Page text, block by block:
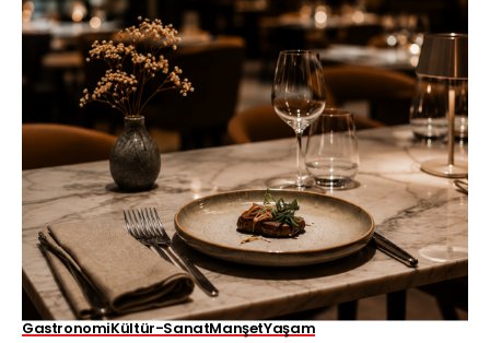
GastronomiKültür-SanatManşetYaşam